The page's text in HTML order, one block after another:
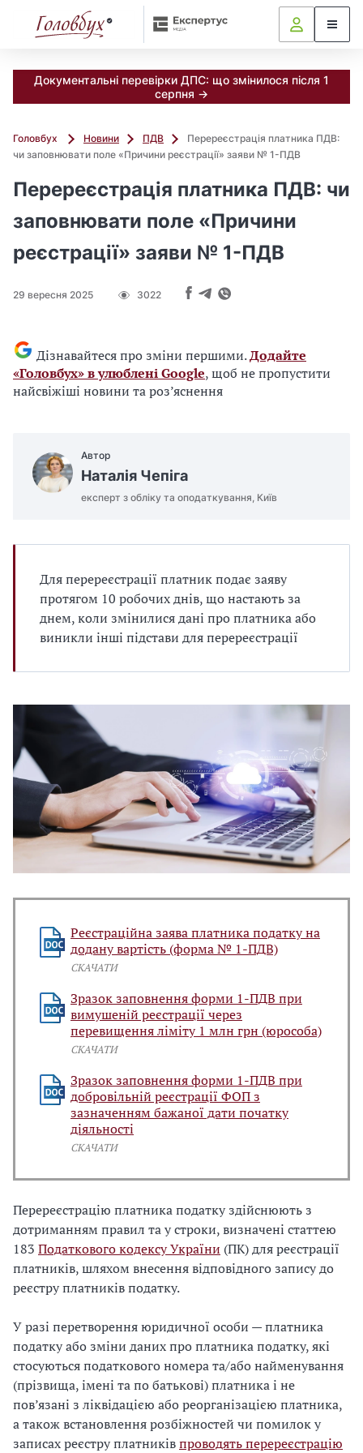
Документальні перевірки ДПС: що змінилося після 1
серпня →
Головбух Новини ПДВ
Перереєстрація платника ПДВ:
чи заповнювати поле «Причини реєстрації» заяви № 1-ПДВ
Перереєстрація платника ПДВ: чи
заповнювати поле «Причини
реєстрації» заяви № 1-ПДВ
29 вересня 2025 3022
Дізнавайтеся про зміни першими.Додайте
«Головбух» в улюблені Google, щоб не пропустити
найсвіжіші новини та роз’яснення
Автор
Наталія Чепіга
експерт з обліку та оподаткування, Київ
Для перереєстрації платник подає заяву
протягом 10 робочих днів, що настають за
днем, коли змінилися дані про платника або
виникли інші підстави для перереєстрації
Реєстраційна заява платника податку на
додану вартість (форма № 1-ПДВ)
СКАЧАТИ
Зразок заповнення форми 1-ПДВ при
вимушеній реєстрації через
перевищення ліміту 1 млн грн (юрособа)
СКАЧАТИ
Зразок заповнення форми 1-ПДВ при
добровільній реєстрації ФОП з
зазначенням бажаної дати початку
діяльності
СКАЧАТИ
Перереєстрацію платника податку здійснюють з
дотриманням правил та у строки, визначені статтею
183 Податкового кодексу України (ПК) для реєстрації
платників, шляхом внесення відповідного запису до
реєстру платників податку.
У разі перетворення юридичної особи — платника
податку або зміни даних про платника податку, які
стосуються податкового номера та/або найменування
(прізвища, імені та по батькові) платника і не
пов’язані з ліквідацією або реорганізацією платника,
а також встановлення розбіжностей чи помилок у
записах реєстру платниківпроводять перереєстрацію